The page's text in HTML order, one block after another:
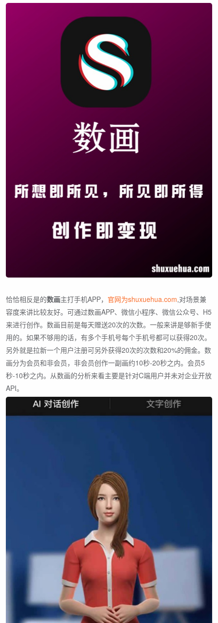
恰恰相反是的数画主打手机APP， 官网为shuxuehua.com,对场景兼
容度来讲比较友好。可通过数画APP、微信小程序、微信公众号、H5
来进行创作。数画目前是每天赠送20次的次数。一般来讲是够新手使
用的。如果不够用的话，有多个手机号每个手机号都可以获得20次。
另外就是拉新一个用户注册可另外获得20次的次数和20%的佣金。数
画分为会员和非会员，非会员创作一副画约10秒-20秒之内。会员5
秒-10秒之内。从数画的分析来看主要是针对C端用户并未对企业开放
API。